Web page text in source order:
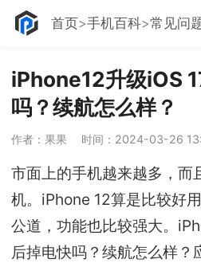
首页 手机百科 常见问
iPhone12升级iOS
吗？续航怎么样？
作者：果果 时间：2024-03-26
市面上的手机越来越多，而
机。iPhone 12算是比较好
公道，功能也比较强大。
后掉电快吗？续航怎么样？